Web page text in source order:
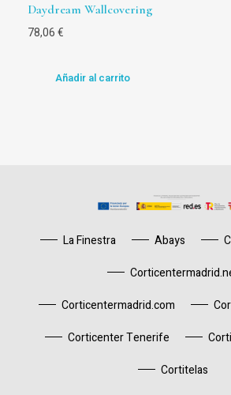
Daydream Wallcovering
78,06 €
Añadir al carrito
La Finestra Abays
Corticentermadrid.com
Corticenter Tenerife
Cortitelas